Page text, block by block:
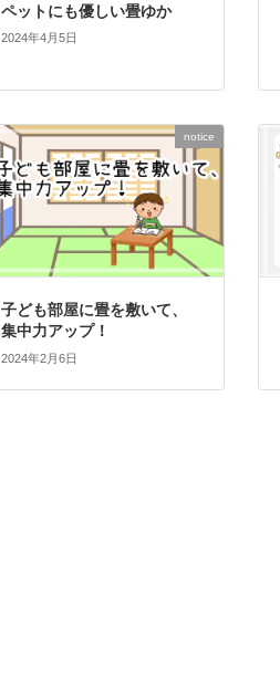
ペットにも優しい畳ゆか
2024年4月5日
notice
子ども部屋に畳を敷いて、
集中力アップ！
2024年2月6日